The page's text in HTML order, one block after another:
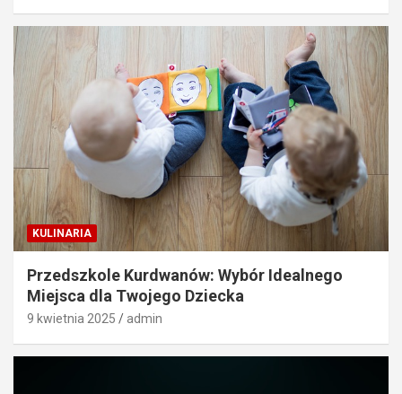
KULINARIA
Przedszkole Kurdwanów: Wybór Idealnego
Miejsca dla Twojego Dziecka
9 kwietnia 2025 admin